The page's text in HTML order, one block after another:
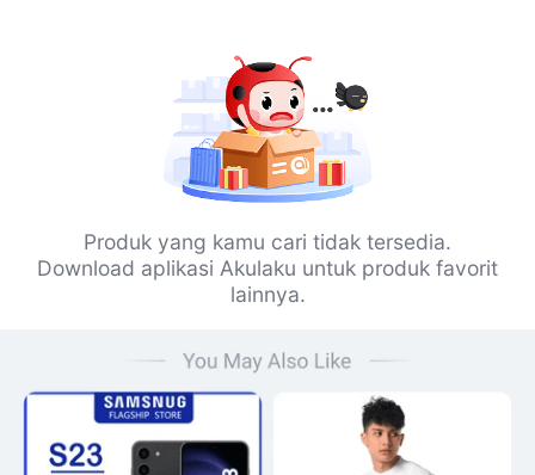
Produk yang kamu cari tidak tersedia.
Download aplikasi Akulaku untuk produk favorit
lainnya.